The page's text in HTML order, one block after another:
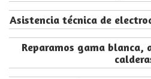
Asistencia técnica de
Reparamos gama blanca,